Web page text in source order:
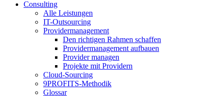
Consulting
Alle Leistungen
IT-Outsourcing
Providermanagement
Den richtigen Rahmen schaffen
Providermanagement aufbauen
Provider managen
Projekte mit Providern
Cloud-Sourcing
9PROFITS-Methodik
Glossar